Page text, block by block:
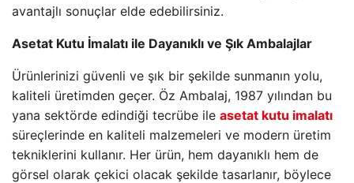
avantajlı sonuçlar elde edebilirsiniz.
Asetat Kutu İmalatı ile Dayanıklı ve Şık Ambalajlar
Ürünlerinizi güvenli ve şık bir şekilde sunmanın yolu,
kaliteli üretimden geçer. Öz Ambalaj, 1987 yılından bu
yana sektörde edindiği tecrübe ile asetat kutu imalatı
süreçlerinde en kaliteli malzemeleri ve modern üretim
tekniklerini kullanır. Her ürün, hem dayanıklı hem de
görsel olarak çekici olacak şekilde tasarlanır, böylece